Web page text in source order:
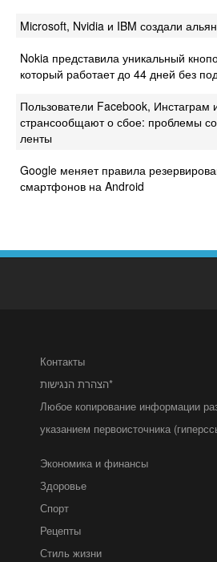
Microsoft, Nvidia и IBM создали
Nokia представила уникальный
который работает до 44 дней без
Пользователи Facebook, Инстаграм
странсообщают о сбое: проблемы со
ленты
Google меняет правила
смартфонов на Android
Контакты
הצהרת הנגישות*
Любое копирование информации
указанием первоисточника
Экономика и финансы
Здоровье
Спорт
Рецепты
Стиль жизни